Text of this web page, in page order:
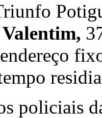
policiais